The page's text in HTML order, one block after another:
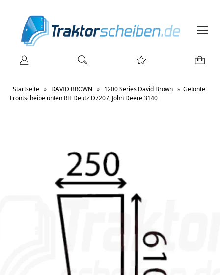
Startseite » DAVID BROWN » 1200 Series David Brown » Getönte
Frontscheibe unten RH Deutz D7207, John Deere 3140